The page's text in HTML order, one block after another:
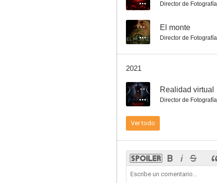
Gracias Gauchito
Tierra de rufianes
--
Director de Fotografía
-- El monte
Director de Fotografía
2021
-- Realidad virtual
Director de Fotografía
Ver todo